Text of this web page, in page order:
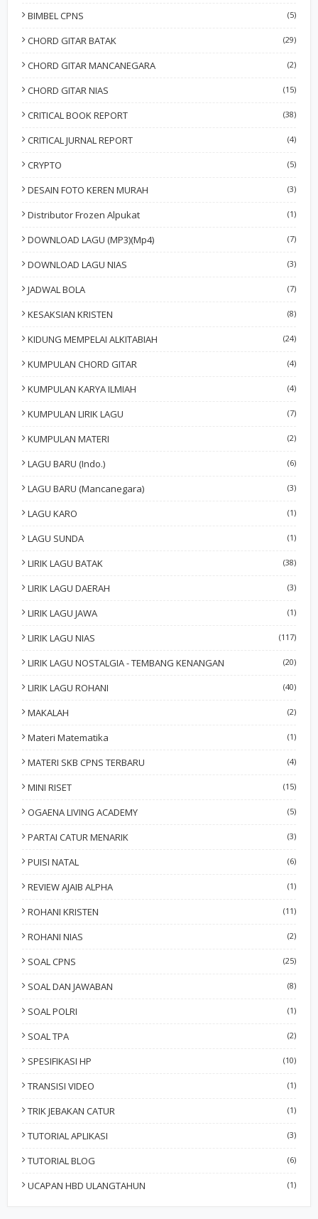
BIMBEL CPNS (5)
CHORD GITAR BATAK (29)
CHORD GITAR MANCANEGARA (2)
CHORD GITAR NIAS (15)
CRITICAL BOOK REPORT (38)
CRITICAL JURNAL REPORT (4)
CRYPTO (5)
DESAIN FOTO KEREN MURAH (3)
Distributor Frozen Alpukat (1)
DOWNLOAD LAGU (MP3)(Mp4) (7)
DOWNLOAD LAGU NIAS (3)
JADWAL BOLA (7)
KESAKSIAN KRISTEN (8)
KIDUNG MEMPELAI ALKITABIAH (24)
KUMPULAN CHORD GITAR (4)
KUMPULAN KARYA ILMIAH (4)
KUMPULAN LIRIK LAGU (7)
KUMPULAN MATERI (2)
LAGU BARU (Indo.) (6)
LAGU BARU (Mancanegara) (3)
LAGU KARO (1)
LAGU SUNDA (1)
LIRIK LAGU BATAK (38)
LIRIK LAGU DAERAH (3)
LIRIK LAGU JAWA (1)
LIRIK LAGU NIAS (117)
LIRIK LAGU NOSTALGIA - TEMBANG KENANGAN (20)
LIRIK LAGU ROHANI (40)
MAKALAH (2)
Materi Matematika (1)
MATERI SKB CPNS TERBARU (4)
MINI RISET (15)
OGAENA LIVING ACADEMY (5)
PARTAI CATUR MENARIK (3)
PUISI NATAL (6)
REVIEW AJAIB ALPHA (1)
ROHANI KRISTEN (11)
ROHANI NIAS (2)
SOAL CPNS (25)
SOAL DAN JAWABAN (8)
SOAL POLRI (1)
SOAL TPA (2)
SPESIFIKASI HP (10)
TRANSISI VIDEO (1)
TRIK JEBAKAN CATUR (1)
TUTORIAL APLIKASI (3)
TUTORIAL BLOG (6)
UCAPAN HBD ULANGTAHUN (1)